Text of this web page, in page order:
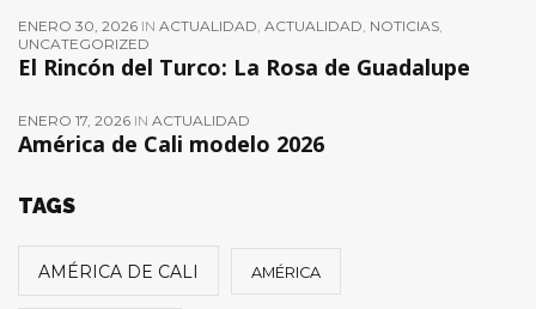
ENERO 30, 2026 IN ACTUALIDAD, ACTUALIDAD, NOTICIAS,
UNCATEGORIZED
El Rincón del Turco: La Rosa de Guadalupe
ENERO 17, 2026 IN ACTUALIDAD
América de Cali modelo 2026
TAGS
AMÉRICA DE CALI AMÉRICA